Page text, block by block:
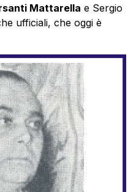
Mattarella e Sergio
ufficiali, che oggi è